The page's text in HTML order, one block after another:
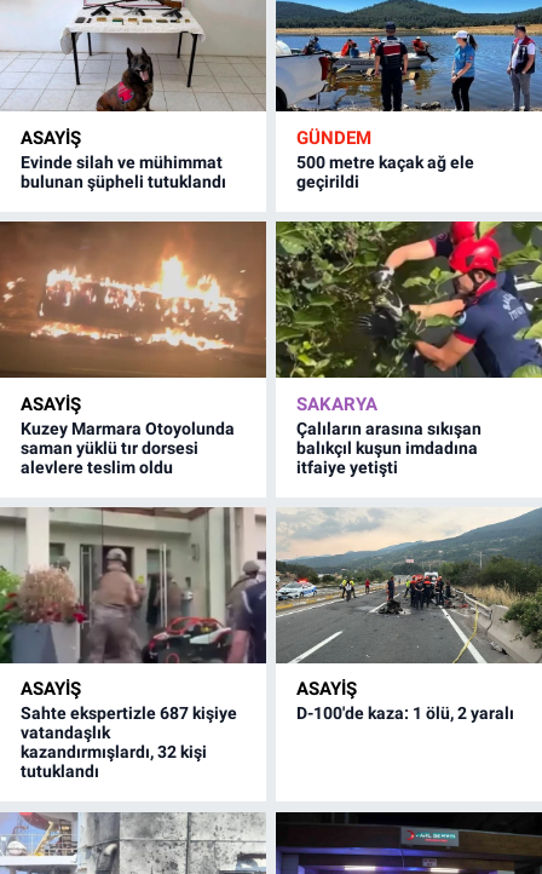
ASAYİŞ
Evinde silah ve mühimmat
bulunan şüpheli tutuklandı
GÜNDEM
500 metre kaçak ağ ele
geçirildi
ASAYİŞ
Kuzey Marmara Otoyolunda
saman yüklü tır dorsesi
alevlere teslim oldu
SAKARYA
Çalıların arasına sıkışan
balıkçıl kuşun imdadına
itfaiye yetişti
ASAYİŞ
Sahte ekspertizle 687 kişiye
vatandaşlık
kazandırmışlardı, 32 kişi
tutuklandı
ASAYİŞ
D-100'de kaza: 1 ölü, 2 yaralı